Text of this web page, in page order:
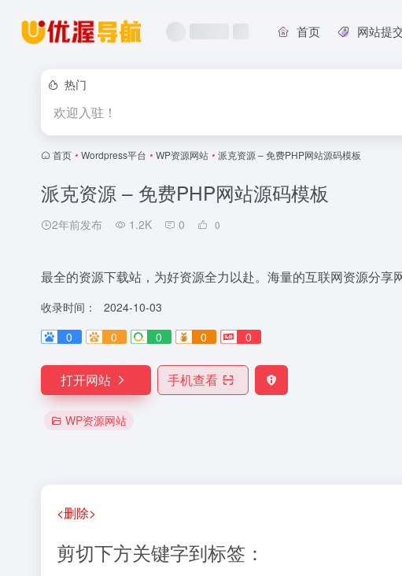
首页 网站提
热门
欢迎入驻！
首页 • Wordpress平台 • WP资源网站 • 派克资源 – 免费PHP网站源码模板
派克资源 – 免费PHP网站源码模板
2年前发布 1.2K 0 0
最全的资源下载站，为好资源全力以赴。海量的互联网资源分享
收录时间：
2024-10-03
0
0 0 0 0
打开网站 手机查看
WP资源网站
<删除>
剪切下方关键字到标签：